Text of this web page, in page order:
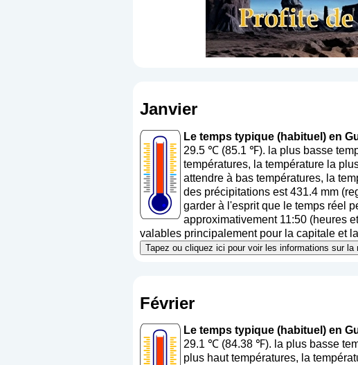
Janvier
Le temps typique (habituel) en
29.5 ℃ (85.1 ℉). la plus basse
températures, la température la
attendre à bas températures, la
des précipitations est 431.4 mm (
garder à l'esprit que le temps réel
approximativement 11:50 (heures
valables principalement pour la capitale et
Tapez ou cliquez ici pour voir les informations sur
Février
Le temps typique (habituel) en
29.1 ℃ (84.38 ℉). la plus basse
plus haut températures, la